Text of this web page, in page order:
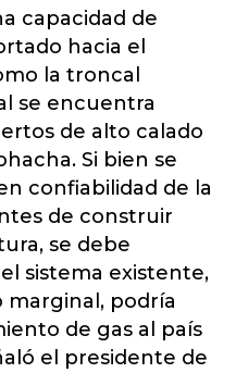
capacidad de
hacia el
la troncal
se encuentra
de alto calado
Si bien se
confiabilidad de la
de construir
se debe
sistema existente,
podría
de gas al país
el presidente de